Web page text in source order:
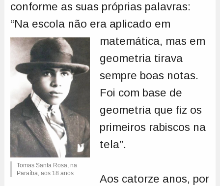
conforme as suas próprias palavras:
“Na escola não era aplicado em
matemática,
Tomas Santa Rosa, na
Paraíba, aos 18 anos
mas em
geometria tirava
sempre boas notas.
Foi com base de
geometria que fiz os
primeiros rabiscos na
tela”.
Aos catorze anos, por